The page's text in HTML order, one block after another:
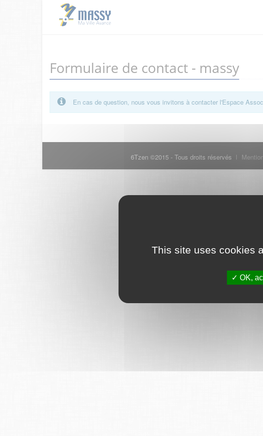
Formulaire de contact - massy
En cas de question, nous vous invitons à contacter l'Espace
6Tzen ©2015 - Tous droits réservés
This site uses cookies
OK,